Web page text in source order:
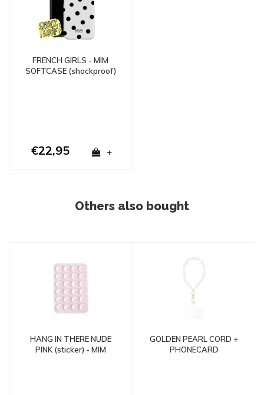
FRENCH GIRLS - MIM
SOFTCASE (shockproof)
€22,95 +
Others also bought
HANG IN THERE NUDE
PINK (sticker) - MIM
GOLDEN PEARL CORD +
PHONECARD